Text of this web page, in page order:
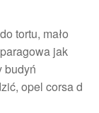
tortu, mało
jak
budyń
opel corsa d